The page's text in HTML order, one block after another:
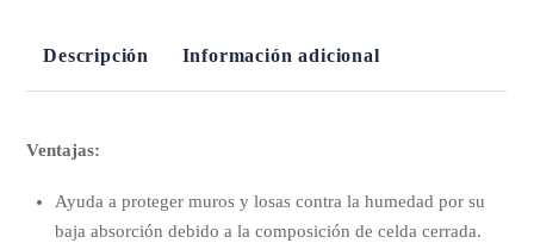
Descripción Información adicional
Ventajas:
Ayuda a proteger muros y losas contra la humedad por su
baja absorción debido a la composición de celda cerrada.